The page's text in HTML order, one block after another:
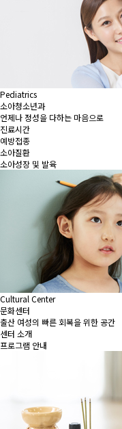
Pediatrics
소아청소년과
언제나 정성을 다하는 마음으로
진료시간
예방접종
소아질환
소아성장 및 발육
Cultural Center
문화센터
출산 여성의 빠른 회복을 위한 공간
센터 소개
프로그램 안내